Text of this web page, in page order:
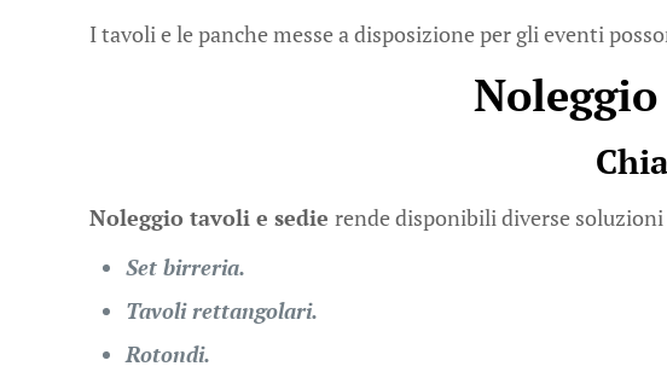
I tavoli e le panche messe a disposizione per gli eventi
Noleggio tavoli e sedierende disponibili diverse
Set birreria.
Tavoli rettangolari.
Rotondi.